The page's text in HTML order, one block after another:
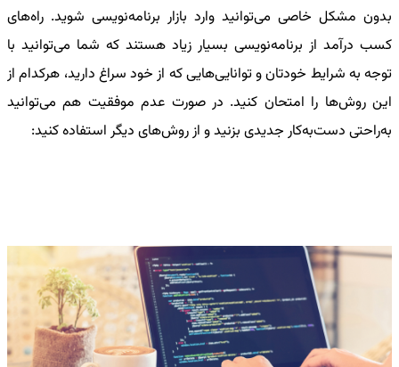
بدون مشکل خاصی می‌توانید وارد بازار برنامه‌نویسی شوید. راه‌های
کسب درآمد از برنامه‌نویسی بسیار زیاد هستند که شما می‌توانید با
توجه به شرایط خودتان و توانایی‌هایی که از خود سراغ دارید، هرکدام از
این روش‌ها را امتحان کنید. در صورت عدم موفقیت هم می‌توانید
به‌راحتی دست‌به‌کار جدیدی بزنید و از روش‌های دیگر استفاده کنید: